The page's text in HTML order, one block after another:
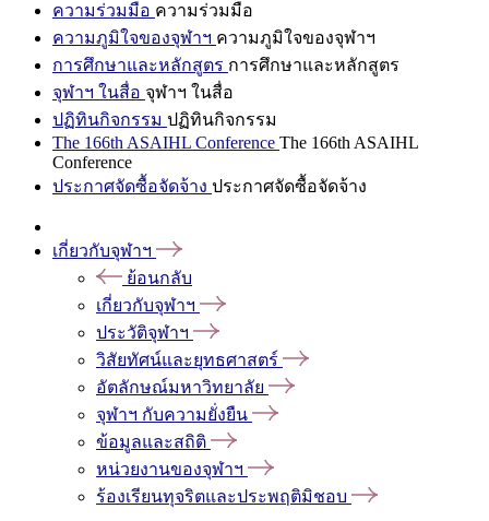
ความร่วมมือ ความร่วมมือ
ความภูมิใจของจุฬาฯ ความภูมิใจของจุฬาฯ
การศึกษาและหลักสูตร การศึกษาและหลักสูตร
จุฬาฯ ในสื่อ จุฬาฯ ในสื่อ
ปฏิทินกิจกรรม ปฏิทินกิจกรรม
The 166th ASAIHL Conference The 166th ASAIHL
Conference
ประกาศจัดซื้อจัดจ้าง ประกาศจัดซื้อจัดจ้าง
เกี่ยวกับจุฬาฯ
ย้อนกลับ
เกี่ยวกับจุฬาฯ
ประวัติจุฬาฯ
วิสัยทัศน์และยุทธศาสตร์
อัตลักษณ์มหาวิทยาลัย
จุฬาฯ กับความยั่งยืน
ข้อมูลและสถิติ
หน่วยงานของจุฬาฯ
ร้องเรียนทุจริตและประพฤติมิชอบ